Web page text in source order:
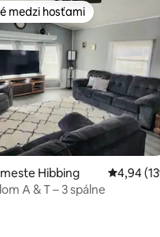
medzi hosťami
medzi hosťami
Hibbing
4,94
A & T – 3 spálne